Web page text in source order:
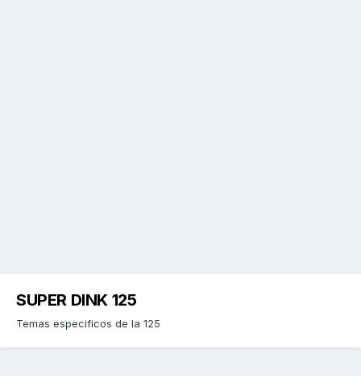
SUPER DINK 125
Temas especificos de la 125